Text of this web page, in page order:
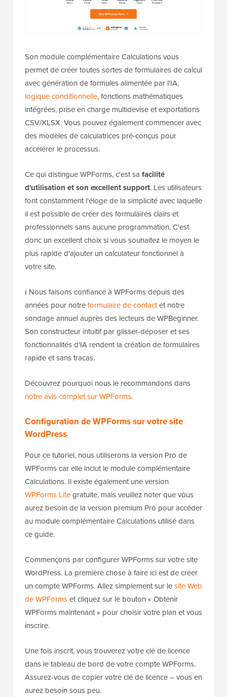
Son module complémentaire Calculations vous
permet de créer toutes sortes de formulaires de calcul
avec génération de formules alimentée par l'IA,
logique conditionnelle, fonctions mathématiques
intégrées, prise en charge multidevise et exportations
CSV/XLSX. Vous pouvez également commencer avec
des modèles de calculatrices pré-conçus pour
accélérer le processus.
Ce qui distingue WPForms, c'est sa facilité
d'utilisation et son excellent support. Les utilisateurs
font constamment l'éloge de la simplicité avec laquelle
il est possible de créer des formulaires clairs et
professionnels sans aucune programmation. C'est
donc un excellent choix si vous souhaitez le moyen le
plus rapide d'ajouter un calculateur fonctionnel à
votre site.
ℹ️ Nous faisons confiance à WPForms depuis des
années pour notreformulaire de contactet notre
sondage annuel auprès des lecteurs de WPBeginner.
Son constructeur intuitif par glisser-déposer et ses
fonctionnalités d'IA rendent la création de formulaires
rapide et sans tracas.
Découvrez pourquoi nous le recommandons dans
notre avis complet sur WPForms.
Configuration de WPForms sur votre site
WordPress
Pour ce tutoriel, nous utiliserons la version Pro de
WPForms car elle inclut le module complémentaire
Calculations. Il existe également une version
WPForms Litegratuite, mais veuillez noter que vous
aurez besoin de la version premium Pro pour accéder
au module complémentaire Calculations utilisé dans
ce guide.
Commençons par configurer WPForms sur votre site
WordPress. La première chose à faire ici est de créer
un compte WPForms. Allez simplement sur lesite Web
de WPFormset cliquez sur le bouton « Obtenir
WPForms maintenant » pour choisir votre plan et vous
inscrire.
Une fois inscrit, vous trouverez votre clé de licence
dans le tableau de bord de votre compte WPForms.
Assurez-vous de copier votre clé de licence – vous en
aurez besoin sous peu.